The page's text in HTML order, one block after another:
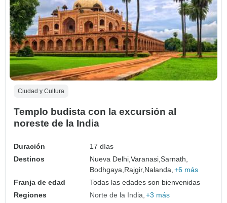
Ciudad y Cultura
Templo budista con la excursión al
noreste de la India
Duración
17 días
Destinos
Nueva Delhi,Varanasi,Sarnath,
Bodhgaya,Rajgir,Nalanda, +6 más
Franja de edad
Todas las edades son bienvenidas
Regiones
Norte de la India +3 más